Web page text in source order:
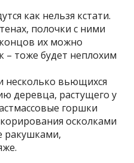
как нельзя кстати.
полочки с ними
их можно
– тоже будет неплохим
несколько вьющихся
деревца, растущего у
горшки
осколками
ракушками,